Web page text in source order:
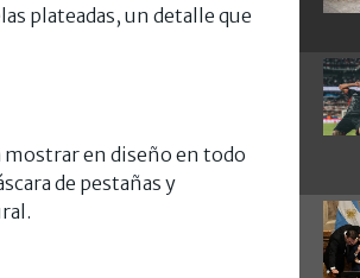
plateadas, un detalle que
mostrar en diseño en todo
de pestañas y